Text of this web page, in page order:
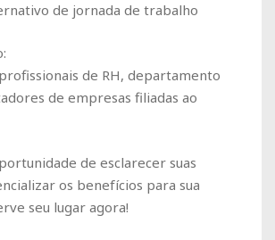
de jornada de trabalho
de RH, departamento
de empresas filiadas ao
de esclarecer suas
os benefícios para sua
seu lugar agora!